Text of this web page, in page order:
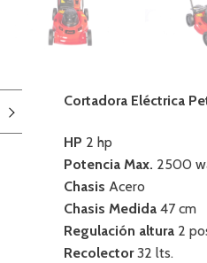
Cortadora Eléctrica
HP 2 hp
Potencia Max. 2500
ChasisAcero
Chasis Medida47 cm
Regulación altura 2
Recolector32 lts.